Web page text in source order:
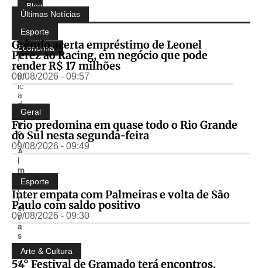
Compartilhe:
Blog
do
Almir
Freitas,
Economia
P
u
bl
ic
a
d
o
p
o
r
A
l
m
ir
F
r
ei
t
a
s
-
0
3
Últimas Notícias
Esporte
Grêmio acerta empréstimo de Leonel
Pérez ao Racing, em negócio que pode
render R$ 17 milhões
09/08/2026 - 09:57
Geral
Frio predomina em quase todo o Rio Grande
do Sul nesta segunda-feira
09/08/2026 - 09:49
Esporte
Inter empata com Palmeiras e volta de São
Paulo com saldo positivo
09/08/2026 - 09:30
Arte & Cultura
54° Festival de Gramado terá encontros,